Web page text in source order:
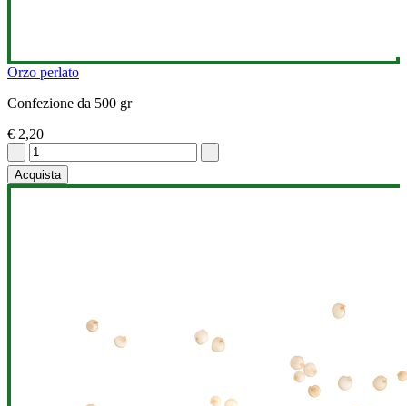
Orzo perlato
Confezione da 500 gr
€ 2,20
Acquista